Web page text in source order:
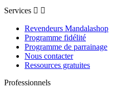
Services  
Revendeurs Mandalashop
Programme fidélité
Programme de parrainage
Nous contacter
Ressources gratuites
Professionnels